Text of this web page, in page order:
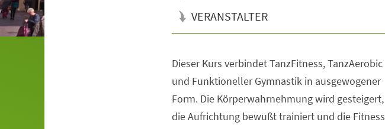
VERANSTALTER
Dieser Kurs verbindet TanzFitness, TanzAerobic
und Funktioneller Gymnastik in ausgewogener
Form. Die Körperwahrnehmung wird gesteigert,
die Aufrichtung bewußt trainiert und die Fitness